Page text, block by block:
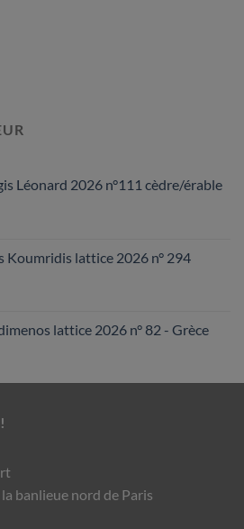
Léonard 2026 n°111 cèdre/érable
Koumridis lattice 2026 n° 294
lattice 2026 n° 82 - Grèce
banlieue nord de Paris